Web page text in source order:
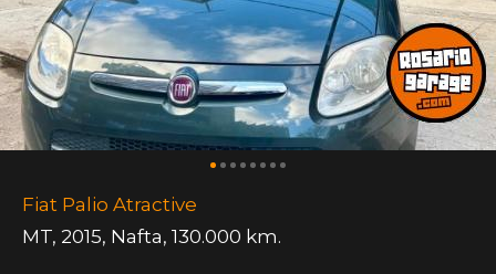
Fiat Palio Atractive
MT, 2015, Nafta, 130.000 km.